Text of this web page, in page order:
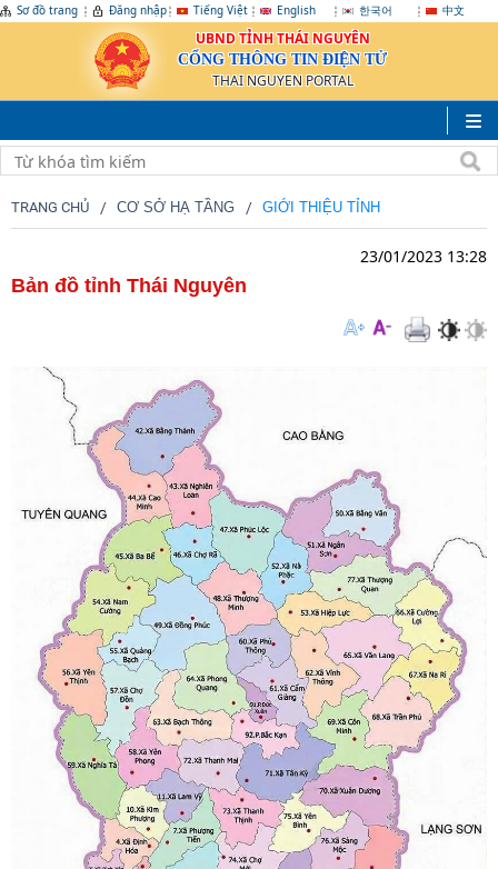
Sơ đồ trang Đăng nhập Tiếng Việt English 한국어 中文
UBND TỈNH THÁI NGUYÊN
CỔNG THÔNG TIN ĐIỆN TỬ
THAI NGUYEN PORTAL
TRANG CHỦ CƠ SỞ HẠ TẦNG GIỚI THIỆU TỈNH
23/01/2023 13:28
Bản đồ tỉnh Thái Nguyên